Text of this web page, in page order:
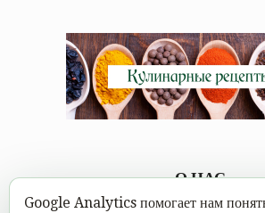
О НАС
Google Analytics помогает нам